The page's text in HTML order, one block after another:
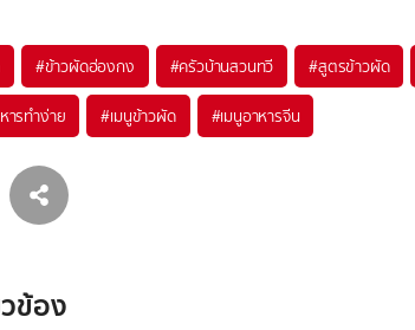
#ข้าวผัดฮ่องกง #ครัวบ้านสวนทวี #สูตรข้าวผัด
ารทำง่าย #เมนูข้าวผัด #เมนูอาหารจีน
ข้อง